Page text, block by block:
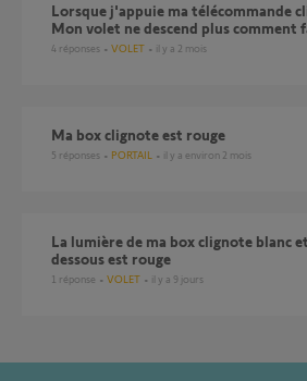
Lorsque j'appuie ma télécommande clignote rouge mais
Mon volet ne descend plus comment
4 réponses VOLET il y a 2 mois
Ma box clignote est rouge
5 réponses PORTAIL il y a environ 2 mois
La lumière de ma box clignote blanc et la lumière du
dessous est rouge
1 réponse VOLET il y a 9 jours